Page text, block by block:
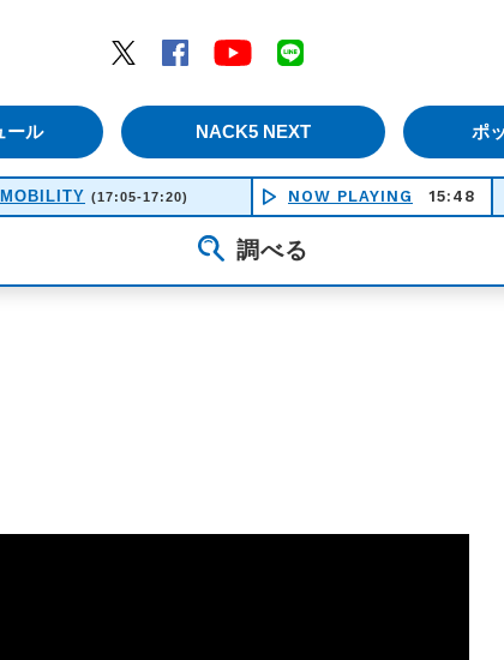
Twitter
Facebook YouTube
ール NACK5 NEXT ポ
(17:05-17:20) NOW PLAYING 15:48
調べる